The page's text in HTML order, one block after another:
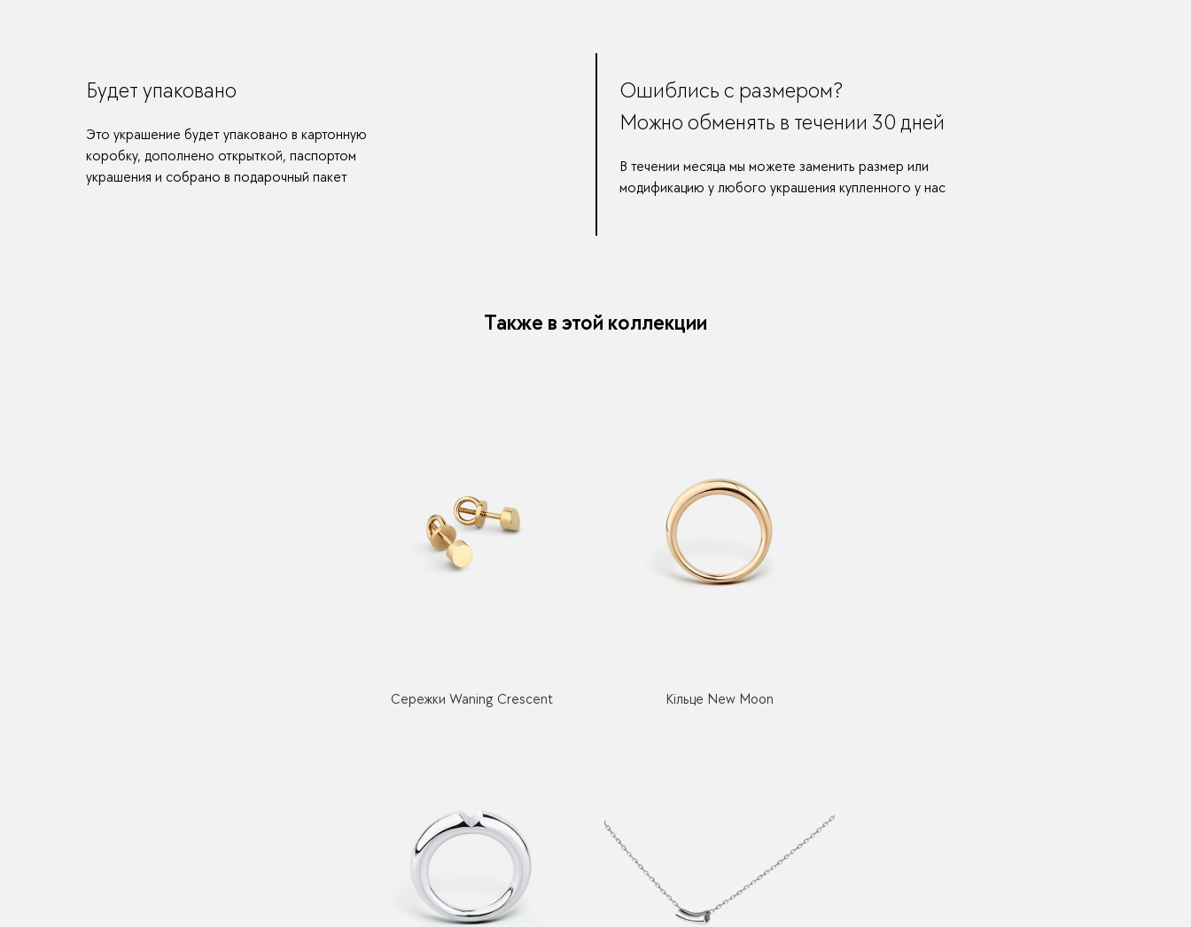
Будет упаковано
Это украшение будет упаковано в картонную
коробку, дополнено открыткой, паспортом
украшения и собрано в подарочный пакет
Ошиблись с размером?
Можно обменять в течении 30 дней
В течении месяца мы можете заменить размер или
модификацию у любого украшения купленного у нас
Также в этой коллекции
Сережки Waning Crescent Кільце New Moon